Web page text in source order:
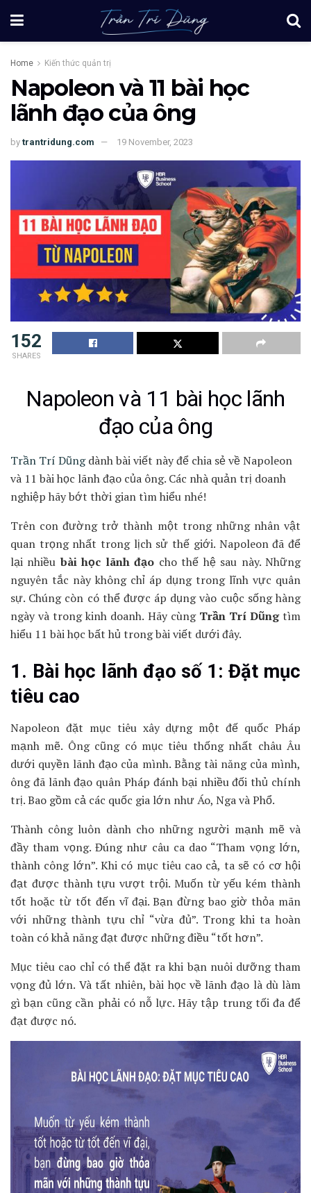
Home Kiến thức quản trị
Napoleon và 11 bài học
lãnh đạo của ông
by trantridung.com 19 November, 2023
152
SHARES
Napoleon và 11 bài học lãnh
đạo của ông
Trần Trí Dũngdành bài viết này để chia sẻ về Napoleon
và 11 bài học lãnh đạo của ông. Các nhà quản trị doanh
nghiệp hãy bớt thời gian tìm hiểu nhé!
Trên con đường trở thành một trong những nhân vật
quan trọng nhất trong lịch sử thế giới. Napoleon đã để
lại nhiều bài học lãnh đạo cho thế hệ sau này. Những
nguyên tắc này không chỉ áp dụng trong lĩnh vực quân
sự. Chúng còn có thể được áp dụng vào cuộc sống hàng
ngày và trong kinh doanh. Hãy cùng Trần Trí Dũngtìm
hiểu 11 bài học bất hủ trong bài viết dưới đây.
1. Bài học lãnh đạo số 1: Đặt mục
tiêu cao
Napoleon đặt mục tiêu xây dựng một đế quốc Pháp
mạnh mẽ. Ông cũng có mục tiêu thống nhất châu Âu
dưới quyền lãnh đạo của mình. Bằng tài năng của mình,
ông đã lãnh đạo quân Pháp đánh bại nhiều đối thủ chính
trị. Bao gồm cả các quốc gia lớn như Áo, Nga và Phổ.
Thành công luôn dành cho những người mạnh mẽ và
đầy tham vọng. Đúng như câu ca dao “Tham vọng lớn,
thành công lớn”. Khi có mục tiêu cao cả, ta sẽ có cơ hội
đạt được thành tựu vượt trội. Muốn từ yếu kém thành
tốt hoặc từ tốt đến vĩ đại. Bạn đừng bao giờ thỏa mãn
với những thành tựu chỉ “vừa đủ”. Trong khi ta hoàn
toàn có khả năng đạt được những điều “tốt hơn”.
Mục tiêu cao chỉ có thể đặt ra khi bạn nuôi dưỡng tham
vọng đủ lớn. Và tất nhiên, bài học về lãnh đạo là dù làm
gì bạn cũng cần phải có nỗ lực. Hãy tập trung tối đa để
đạt được nó.